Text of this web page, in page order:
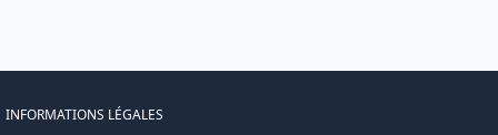
INFORMATIONS LÉGALES